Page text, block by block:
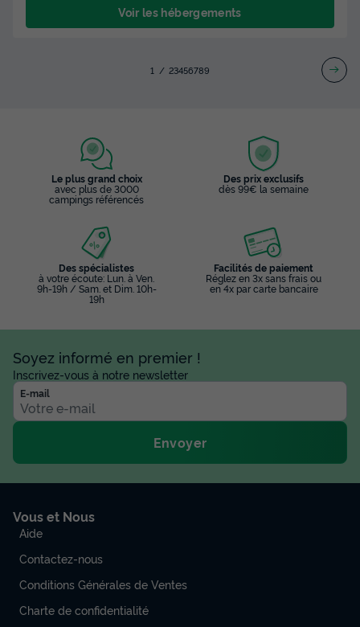
Voir les hébergements
1 23456789
Le plus grand choix
avec plus de 3000
campings référencés
Des prix exclusifs
dès 99€ la semaine
Des spécialistes
à votre écoute: Lun. à Ven.
9h-19h / Sam. et Dim. 10h-
19h
Facilités de paiement
Réglez en 3x sans frais ou
en 4x par carte bancaire
Soyez informé en premier !
Inscrivez-vous à notre newsletter
E-mail
Envoyer
Vous et Nous
Aide
Contactez-nous
Conditions Générales de Ventes
Charte de confidentialité